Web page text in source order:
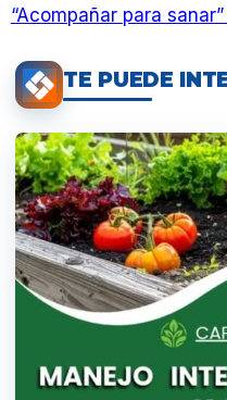
“Acompañar para
TE PUEDE